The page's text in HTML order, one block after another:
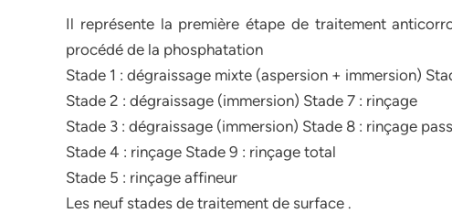
Il représente la première étape de traitement
procédé de la phosphatation
Stade 1 : dégraissage mixte (aspersion + immersion)
Stade 2 : dégraissage (immersion) Stade 7 : rinçage
Stade 3 : dégraissage (immersion) Stade 8 : rinçage
Stade 4 : rinçage Stade 9 : rinçage total
Stade 5 : rinçage affineur
Les neuf stades de traitement de surface .